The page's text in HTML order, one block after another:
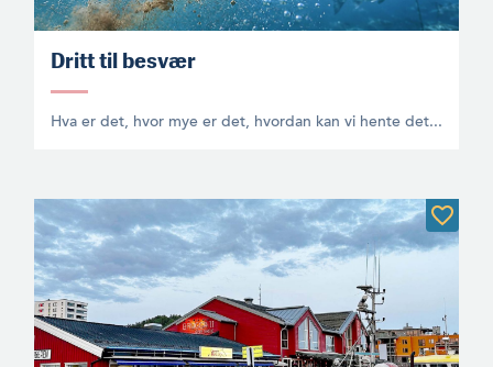
Dritt til besvær
Hva er det, hvor mye er det, hvordan kan vi hente det...